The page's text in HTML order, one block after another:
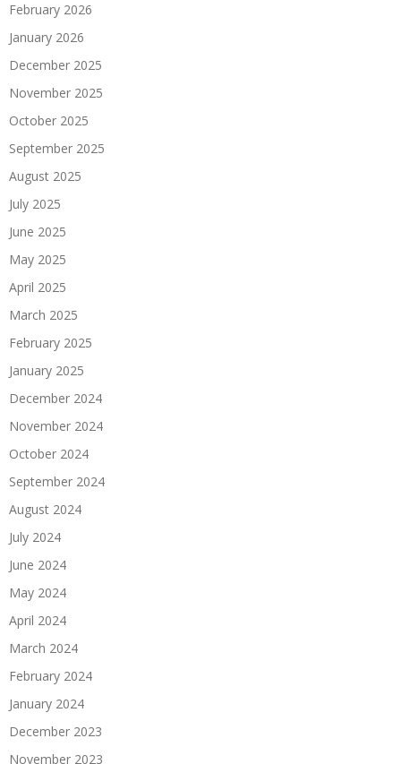
February 2026
January 2026
December 2025
November 2025
October 2025
September 2025
August 2025
July 2025
June 2025
May 2025
April 2025
March 2025
February 2025
January 2025
December 2024
November 2024
October 2024
September 2024
August 2024
July 2024
June 2024
May 2024
April 2024
March 2024
February 2024
January 2024
December 2023
November 2023